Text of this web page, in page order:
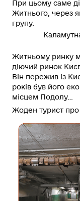
При цьому саме
Житнього, через
групу.
Житньому ринку
діючий ринок
Він пережив із
років був його
місцем Подолу…
Жоден турист про